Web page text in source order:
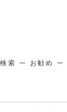
索 お勧め